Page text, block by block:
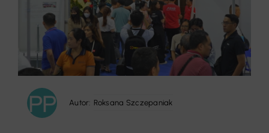
Autor: Roksana Szczepaniak